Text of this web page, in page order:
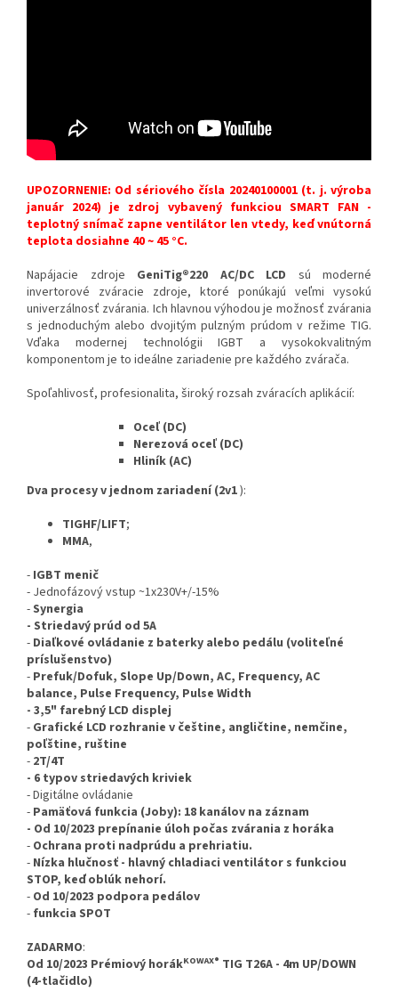
UPOZORNENIE: Od sériového čísla 20240100001 (t. j. výroba
január 2024) je zdroj vybavený funkciou SMART FAN -
teplotný snímač zapne ventilátor len vtedy, keď vnútorná
teplota dosiahne 40 ~ 45 °C.
Napájacie zdroje GeniTig®220 AC/DC LCD sú moderné
invertorové zváracie zdroje, ktoré ponúkajú veľmi vysokú
univerzálnosť zvárania. Ich hlavnou výhodou je možnosť zvárania
s jednoduchým alebo dvojitým pulzným prúdom v režime TIG.
Vďaka modernej technológii IGBT a vysokokvalitným
komponentom je to ideálne zariadenie pre každého zvárača.
Spoľahlivosť, profesionalita, široký rozsah zváracích aplikácií:
Oceľ (DC)
Nerezová oceľ (DC)
Hliník (AC)
Dva procesy v jednom zariadení (2v1):
TIGHF/LIFT;
MMA,
- IGBT menič
- Jednofázový vstup ~1x230V+/-15%
-Synergia
- Striedavý prúd od 5A
- Diaľkové ovládanie z baterky alebo pedálu (voliteľné
príslušenstvo)
- Prefuk/Dofuk, Slope Up/Down, AC, Frequency, AC
balance, Pulse Frequency, Pulse Width
- 3,5" farebný LCD displej
- Grafické LCD rozhranie v češtine, angličtine, nemčine,
poľštine, ruštine
- 2T/4T
- 6 typov striedavých kriviek
-Digitálne ovládanie
- Pamäťová funkcia (Joby): 18 kanálov na záznam
- Od 10/2023 prepínanie úloh počas zvárania z horáka
- Ochrana proti nadprúdu a prehriatiu.
- Nízka hlučnosť - hlavný chladiaci ventilátor s funkciou
STOP, keď oblúk nehorí.
- Od 10/2023 podpora pedálov
- funkcia SPOT
ZADARMO:
Od 10/2023 Prémiový horákKOWAX® TIG T26A - 4m UP/DOWN
(4-tlačidlo)